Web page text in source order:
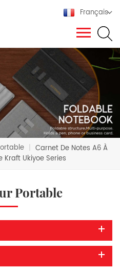
Français
| Carnet De Notes A6 À
Kraft Ukiyoe Series
Portable